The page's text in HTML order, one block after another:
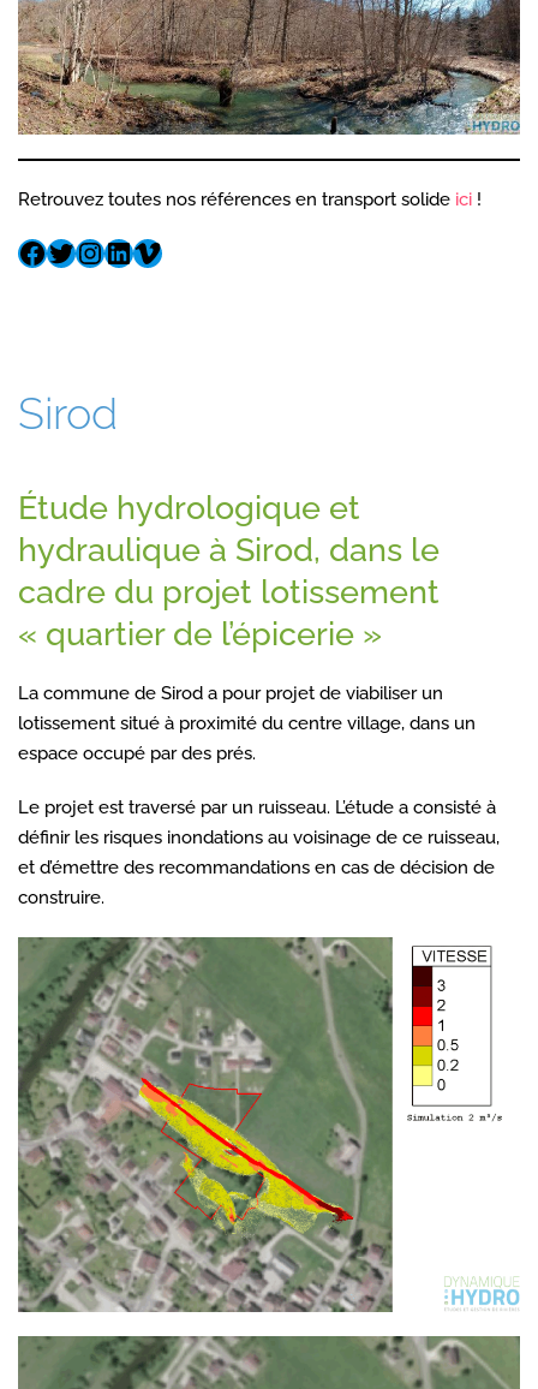
Retrouvez toutes nos références en transport solide ici !
Sirod
Étude hydrologique et
hydraulique à Sirod, dans le
cadre du projet lotissement
« quartier de l’épicerie »
La commune de Sirod a pour projet de viabiliser un
lotissement situé à proximité du centre village, dans un
espace occupé par des prés.
Le projet est traversé par un ruisseau. L’étude a consisté à
définir les risques inondations au voisinage de ce ruisseau,
et d’émettre des recommandations en cas de décision de
construire.